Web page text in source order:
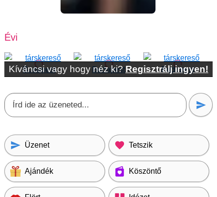
Évi
Kíváncsi vagy hogy néz ki?Regisztrálj ingyen!
Üzenet Tetszik
Ajándék Köszöntő